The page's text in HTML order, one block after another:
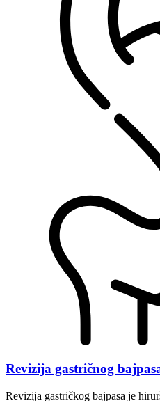
Revizija gastričnog
Revizija gastričkog bajpasa je